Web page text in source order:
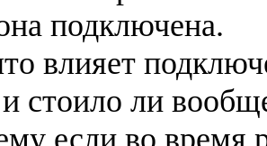
подключена.
влияет
стоило ли
если во время